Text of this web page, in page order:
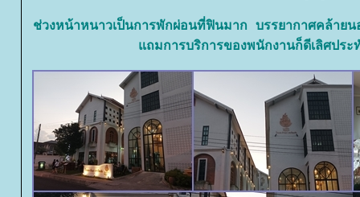
ช่วงหน้าหนาวเป็นการพักผ่อนที่ฟินมาก บรรยากาศคล้ายน
ถมการบริการของพนักงานก็ดีเลิศประ